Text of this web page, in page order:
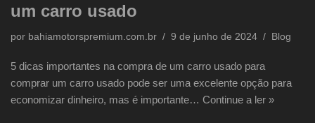
um carro usado
por bahiamotorspremium.com.br 9 de junho de 2024 Blog
5 dicas importantes na compra de um carro usado para
comprar um carro usado pode ser uma excelente opção para
economizar dinheiro, mas é importante… Continue a ler »